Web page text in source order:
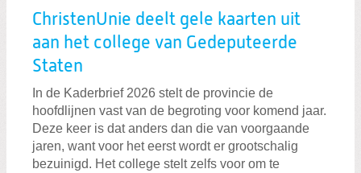
ChristenUnie deelt gele kaarten uit
aan het college van Gedeputeerde
Staten
In de Kaderbrief 2026 stelt de provincie de
hoofdlijnen vast van de begroting voor komend jaar.
Deze keer is dat anders dan die van voorgaande
jaren, want voor het eerst wordt er grootschalig
bezuinigd. Het college stelt zelfs voor om te